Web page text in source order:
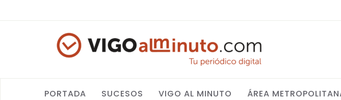
PORTADA SUCESOS VIGO AL MINUTO ÁREA